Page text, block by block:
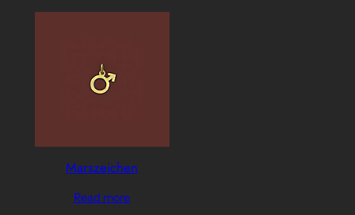
Marszeichen
Read more